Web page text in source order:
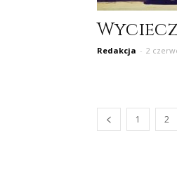
Redakcja - 2
1 2